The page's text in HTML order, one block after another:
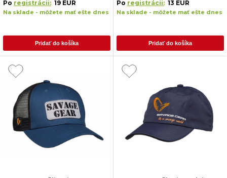
Po registrácii: 19 EUR
Na sklade - môžete mať ešte dnes
Pridať do košíka
Po registrácii: 13 EUR
Na sklade - môžete mať ešte dnes
Pridať do košíka